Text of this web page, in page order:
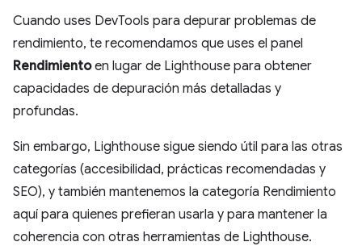
Cuando uses DevTools para depurar problemas de
rendimiento, te recomendamos que uses el panel
Rendimientoen lugar de Lighthouse para obtener
capacidades de depuración más detalladas y
profundas.
Sin embargo, Lighthouse sigue siendo útil para las otras
categorías (accesibilidad, prácticas recomendadas y
SEO), y también mantenemos la categoría Rendimiento
aquí para quienes prefieran usarla y para mantener la
coherencia con otras herramientas de Lighthouse.